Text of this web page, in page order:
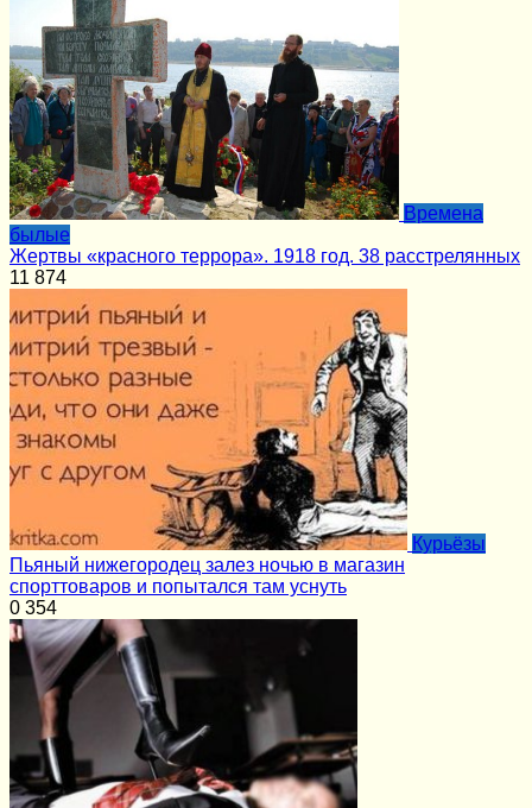
Времена
былые
Жертвы «красного террора». 1918 год. 38 расстрелянных
11 874
Курьёзы
Пьяный нижегородец залез ночью в магазин
спорттоваров и попытался там уснуть
0 354